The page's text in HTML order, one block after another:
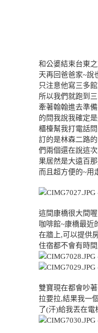
和公婆結束台東
天再回爸爸家~說
只注意他寫三多
所以我們就跑到
牽著翰翰進去準
的問我說我確定
櫃檯幫我打電話
訂的是林森二路
們兩個還在說這
果居然是大遠百
而且超方便的~用
這間康橋很大間
咖啡館~康橋最近
在牆上,可以提供
住宿都不會有時
雙寶現在都會吵
拉要拉,結果我一
了(汗)給我丟在電